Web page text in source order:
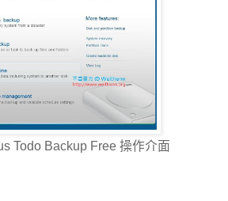
Todo Backup Free 操作介面